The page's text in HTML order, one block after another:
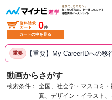
資料請求
カート
0件
カートの中を見る
重要 【重要】My CareerIDへの移
動画からさがす
検索条件：
全国、社会学・マスコミ
真、デザイン・イラスト